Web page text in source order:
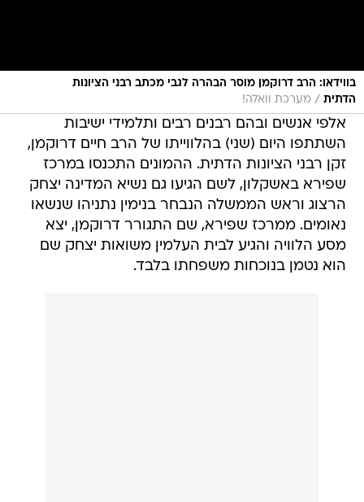
בווידאו: הרב דרוקמן מוסר הבהרה לגבי מכתב רבני הציונות
הדתית / מערכת וואלה!
אלפי אנשים ובהם רבנים רבים ותלמידי ישיבות
השתתפו היום (שני) בהלווייתו של הרב חיים דרוקמן,
זקן רבני הציונות הדתית. ההמונים התכנסו במרכז
שפירא באשקלון, לשם הגיעו גם נשיא המדינה יצחק
הרצוג וראש הממשלה הנבחר בנימין נתניהו שנשאו
נאומים. ממרכז שפירא, שם התגורר דרוקמן, יצא
מסע הלוויה והגיע לבית העלמין משואות יצחק שם
הוא נטמן בנוכחות משפחתו בלבד.